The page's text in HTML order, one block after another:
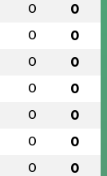
0 0
0 0
0 0
0 0
0 0
0 0
0 0